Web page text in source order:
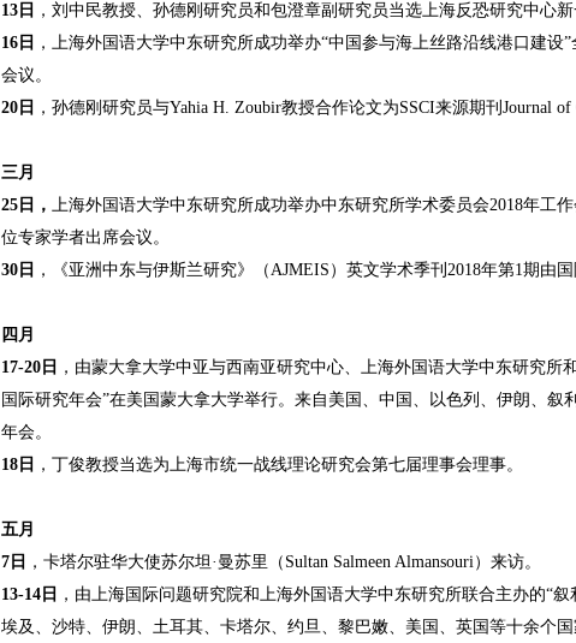
13 日 ，刘中民教授、孙德刚研究员和包澄章副研究员当选上海反恐研究中心新
16 日 ，上海外国语大学中东研究所成功举办“中国参与海上丝路沿线港口建设”
会议。
20 日 ，孙德刚研究员与Yahia H. Zoubir教授合作论文为SSCI来源期刊 Journal of
三月
25 日， 上海外国语大学中东研究所成功举办中东研究所学术委员会2018年工
位专家学者出席会议。
30 日 ，《亚洲中东与伊斯兰研究》（AJMEIS ）英文学术季刊 2018年第1期由
四月
17-20 日 ，由蒙大拿大学中亚与西南亚研究中心、上海外国语大学中东研究所
国际研究年会”在美国蒙大拿大学举行。来自美国、中国、以色列、伊朗、
年会。
18 日 ，丁俊教授当选为上海市统一战线理论研究会第七届理事会理事。
五月
7 日 ，卡塔尔驻华大使苏尔坦 · 曼苏里（ Sultan Salmeen Almansouri）来访。
13-14 日 ，由上海国际问题研究院和上海外国语大学中东研究所联合主办的“叙
埃及、沙特、伊朗、土耳其、卡塔尔、约旦、黎巴嫩、美国、英国等十余个国